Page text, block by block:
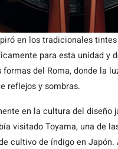
en los tradicionales
para esta unidad y
del Roma, donde la
reflejos y sombras.
en la cultura del
visitado Toyama, una de
cultivo de índigo en